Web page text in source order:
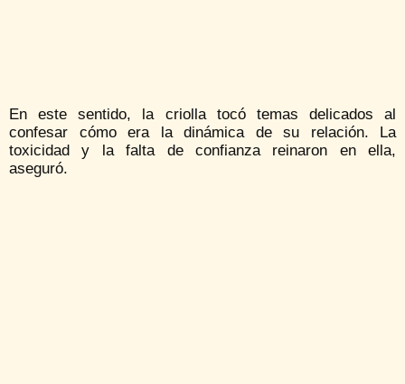
En este sentido, la criolla tocó temas delicados al
confesar cómo era la dinámica de su relación. La
toxicidad y la falta de confianza reinaron en ella,
aseguró.